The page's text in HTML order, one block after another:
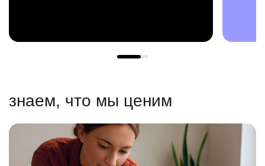
знаем, что мы ценим